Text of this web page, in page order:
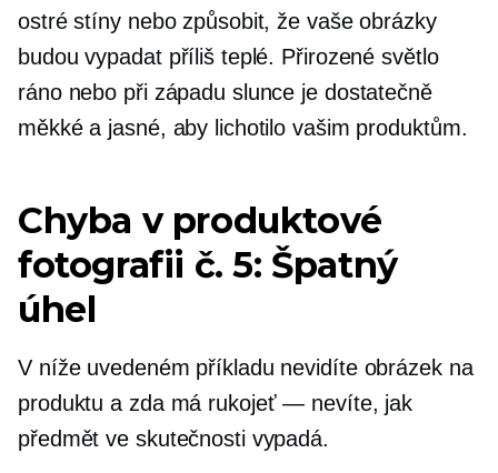
ostré stíny nebo způsobit, že vaše obrázky
budou vypadat příliš teplé. Přirozené světlo
ráno nebo při západu slunce je dostatečně
měkké a jasné, aby lichotilo vašim produktům.
Chyba v produktové
fotografii č. 5: Špatný
úhel
V níže uvedeném příkladu nevidíte obrázek na
produktu a zda má rukojeť — nevíte, jak
předmět ve skutečnosti vypadá.